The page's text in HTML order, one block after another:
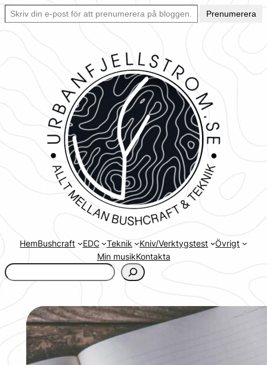
Hoppa
Skriv din e-post för att prenumerera på bloggen… Ett enkelt sätt att hålla sig uppdaterad automatiskt.
Prenumerera
HemBushcraft EDC Teknik Kniv/Verktygstest
Övrigt
Min musikKontakta
www.urbanfjellstrom.se/jamforelselistan/